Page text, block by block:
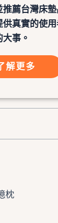
薦台灣床
真實的使
事。
了解更多
枕